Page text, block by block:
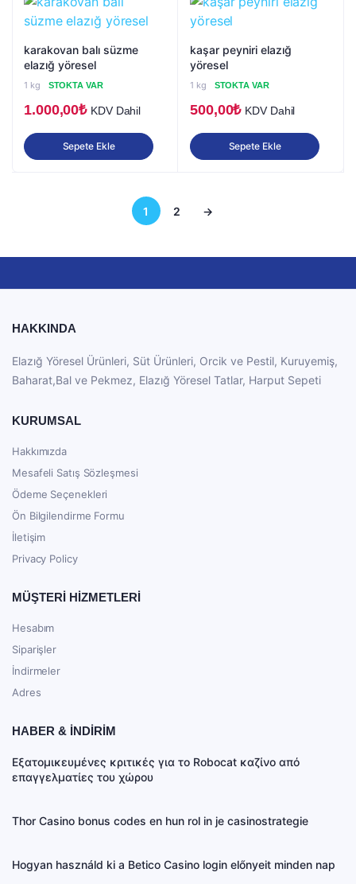
karakovan balı süzme
elazığ yöresel
1 kg STOKTA VAR
1.000,00₺ KDV Dahil
Sepete Ekle
kaşar peyniri elazığ
yöresel
1 kg STOKTA VAR
500,00₺ KDV Dahil
Sepete Ekle
1 2 →
HAKKINDA
Elazığ Yöresel Ürünleri, Süt Ürünleri, Orcik ve Pestil, Kuruyemiş,
Baharat,Bal ve Pekmez, Elazığ Yöresel Tatlar, Harput Sepeti
KURUMSAL
Hakkımızda
Mesafeli Satış Sözleşmesi
Ödeme Seçenekleri
Ön Bilgilendirme Formu
İletişim
Privacy Policy
MÜŞTERİ HİZMETLERİ
Hesabım
Siparişler
İndirmeler
Adres
HABER & İNDİRİM
Εξατομικευμένες κριτικές για το Robocat καζίνο από
επαγγελματίες του χώρου
Thor Casino bonus codes en hun rol in je casinostrategie
Hogyan használd ki a Betico Casino login előnyeit minden nap